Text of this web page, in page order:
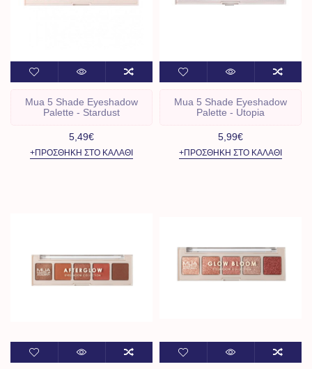
Mua 5 Shade Eyeshadow
Palette - Stardust
5,49€
+ΠΡΟΣΘΉΚΗ ΣΤΟ ΚΑΛΆΘΙ
Mua 5 Shade Eyeshadow
Palette - Utopia
5,99€
+ΠΡΟΣΘΉΚΗ ΣΤΟ ΚΑΛΆΘΙ